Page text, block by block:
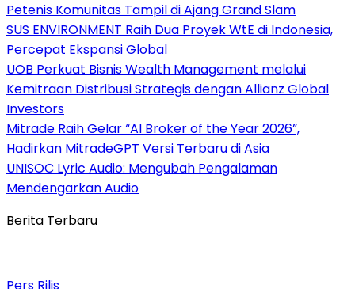
Petenis Komunitas Tampil di Ajang Grand Slam
SUS ENVIRONMENT Raih Dua Proyek WtE di Indonesia,
Percepat Ekspansi Global
UOB Perkuat Bisnis Wealth Management melalui
Kemitraan Distribusi Strategis dengan Allianz Global
Investors
Mitrade Raih Gelar “AI Broker of the Year 2026”,
Hadirkan MitradeGPT Versi Terbaru di Asia
UNISOC Lyric Audio: Mengubah Pengalaman
Mendengarkan Audio
Berita Terbaru
Pers Rilis